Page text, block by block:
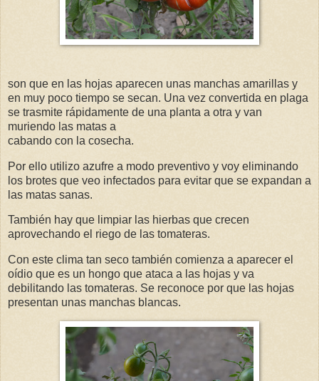
son que en las hojas aparecen unas manchas amarillas y
en muy poco tiempo se secan. Una vez convertida en plaga
se trasmite rápidamente de una planta a otra y van
muriendo las matas a
cabando con la cosecha.
Por ello utilizo azufre a modo preventivo y voy eliminando
los brotes que veo infectados para evitar que se expandan a
las matas sanas.
También hay que limpiar las hierbas que crecen
aprovechando el riego de las tomateras.
Con este clima tan seco también comienza a aparecer el
oídio que es un hongo que ataca a las hojas y va
debilitando las tomateras. Se reconoce por que las hojas
presentan unas manchas blancas.